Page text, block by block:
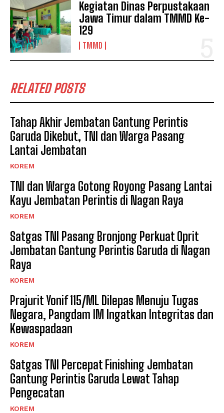
Kegiatan Dinas Perpustakaan
Jawa Timur dalam TMMD Ke-
129
TMMD
RELATED POSTS
Tahap Akhir Jembatan Gantung Perintis
Garuda Dikebut, TNI dan Warga Pasang
Lantai Jembatan
KOREM
TNI dan Warga Gotong Royong Pasang Lantai
Kayu Jembatan Perintis di Nagan Raya
KOREM
Satgas TNI Pasang Bronjong Perkuat Oprit
Jembatan Gantung Perintis Garuda di Nagan
Raya
KOREM
Prajurit Yonif 115/ML Dilepas Menuju Tugas
Negara, Pangdam IM Ingatkan Integritas dan
Kewaspadaan
KOREM
Satgas TNI Percepat Finishing Jembatan
Gantung Perintis Garuda Lewat Tahap
Pengecatan
KOREM